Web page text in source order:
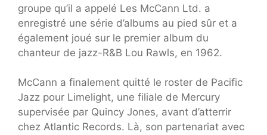
groupe qu’il a appelé Les McCann Ltd. a
enregistré une série d’albums au pied sûr et a
également joué sur le premier album du
chanteur de jazz-R&B Lou Rawls, en 1962.
McCann a finalement quitté le roster de Pacific
Jazz pour Limelight, une filiale de Mercury
supervisée par Quincy Jones, avant d’atterrir
chez Atlantic Records. Là, son partenariat avec